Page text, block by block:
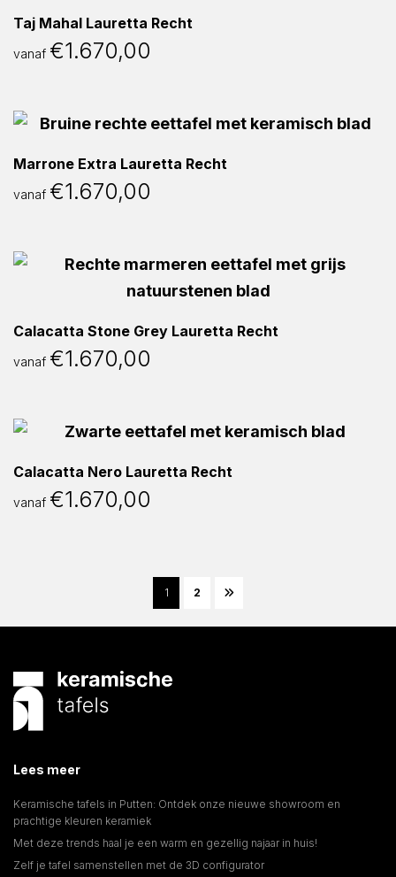
Taj Mahal Lauretta Recht
vanaf €1.670,00
Marrone Extra Lauretta Recht
vanaf €1.670,00
Calacatta Stone Grey Lauretta Recht
vanaf €1.670,00
Calacatta Nero Lauretta Recht
vanaf €1.670,00
1 2
Lees meer
Keramische tafels in Putten: Ontdek onze nieuwe showroom en
prachtige kleuren keramiek
Met deze trends haal je een warm en gezellig najaar in huis!
Zelf je tafel samenstellen met de 3D configurator